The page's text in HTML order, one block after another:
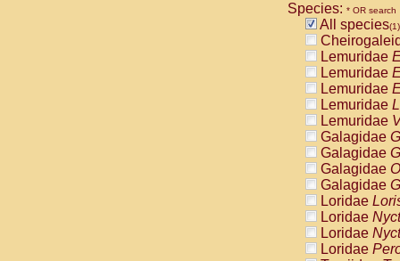
Cebidae
Cebidae
Cebidae
Cebidae
Cebidae
Atelidae
Atelidae
Atelidae
Atelidae
Atelidae
Atelidae
Atelidae
Atelidae
Atelidae
Atelidae
Pitheciidae
Species: * OR search
All species(1)
Lemuridae
Lemuridae
Lemuridae
Lemuridae
Lemuridae
Galagidae
Galagidae
Galagidae
Galagidae
Loridae
Loridae
Loridae
Loridae